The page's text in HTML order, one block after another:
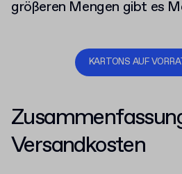
größeren Mengen gibt es
KARTONS AUF
Versandkosten